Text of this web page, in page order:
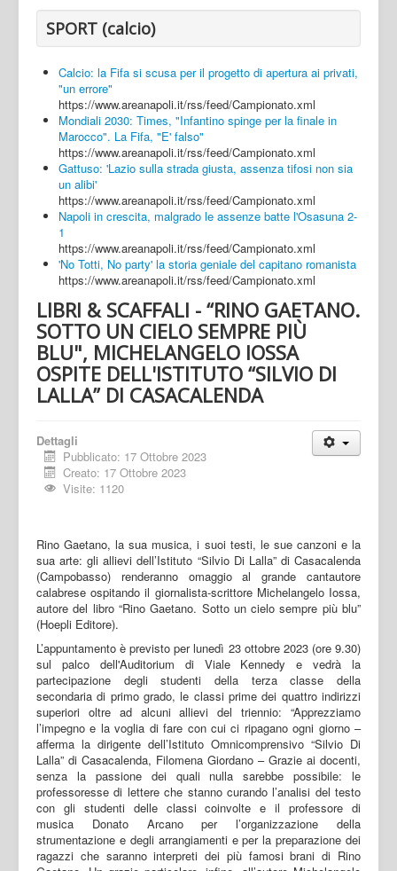
SPORT (calcio)
Calcio: la Fifa si scusa per il progetto di apertura ai privati,
"un errore"
https://www.areanapoli.it/rss/feed/Campionato.xml
Mondiali 2030: Times, "Infantino spinge per la finale in
Marocco". La Fifa, "E' falso"
https://www.areanapoli.it/rss/feed/Campionato.xml
Gattuso: 'Lazio sulla strada giusta, assenza tifosi non sia
un alibi'
https://www.areanapoli.it/rss/feed/Campionato.xml
Napoli in crescita, malgrado le assenze batte l'Osasuna 2-
1
https://www.areanapoli.it/rss/feed/Campionato.xml
'No Totti, No party' la storia geniale del capitano romanista
https://www.areanapoli.it/rss/feed/Campionato.xml
LIBRI & SCAFFALI - “RINO GAETANO.
SOTTO UN CIELO SEMPRE PIÙ
BLU", MICHELANGELO IOSSA
OSPITE DELL'ISTITUTO “SILVIO DI
LALLA” DI CASACALENDA
Dettagli
Pubblicato: 17 Ottobre 2023
Creato: 17 Ottobre 2023
Visite: 1120
Rino Gaetano, la sua musica, i suoi testi, le sue canzoni e la
sua arte: gli allievi dell’Istituto “Silvio Di Lalla” di Casacalenda
(Campobasso) renderanno omaggio al grande cantautore
calabrese ospitando il giornalista-scrittore Michelangelo Iossa,
autore del libro “Rino Gaetano. Sotto un cielo sempre più blu”
(Hoepli Editore).
L’appuntamento è previsto per lunedì 23 ottobre 2023 (ore 9.30)
sul palco dell'Auditorium di Viale Kennedy e vedrà la
partecipazione degli studenti della terza classe della
secondaria di primo grado, le classi prime dei quattro indirizzi
superiori oltre ad alcuni allievi del triennio: “Apprezziamo
l’impegno e la voglia di fare con cui ci ripagano ogni giorno –
afferma la dirigente dell’Istituto Omnicomprensivo “Silvio Di
Lalla” di Casacalenda, Filomena Giordano – Grazie ai docenti,
senza la passione dei quali nulla sarebbe possibile: le
professoresse di lettere che stanno curando l’analisi del testo
con gli studenti delle classi coinvolte e il professore di
musica Donato Arcano per l’organizzazione della
strumentazione e degli arrangiamenti e per la preparazione dei
ragazzi che saranno interpreti dei più famosi brani di Rino